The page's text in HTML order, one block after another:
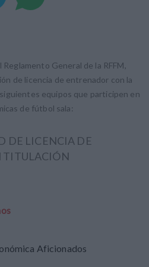
General de la RFFM,
de licencia de entrenador con la
equipos que participen en
de fútbol sala:
DE LICENCIA DE
TITULACIÓN
Aficionados